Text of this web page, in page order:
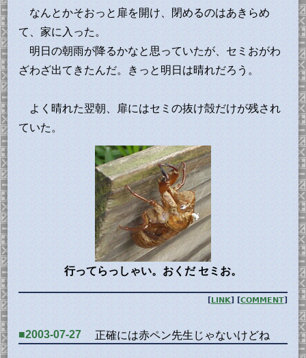
なんとかそおっと扉を開け、閉めるのはあきらめ
て、家に入った。
明日の朝雨が降るかなと思っていたが、セミおがわ
ざわざ出てきたんだ。きっと明日は晴れだろう。
よく晴れた翌朝、扉にはセミの抜け殻だけが残され
ていた。
行ってらっしゃい。おくだ セミお。
[LINK] [COMMENT]
■2003-07-27 正確には赤ペン先生じゃないけどね